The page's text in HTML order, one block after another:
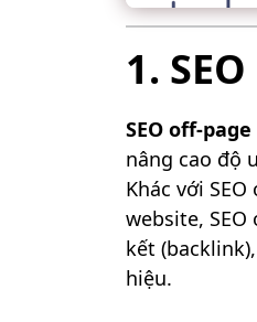
1.
SEO off-page
nâng cao độ
Khác với
website,
kết
hiệu.